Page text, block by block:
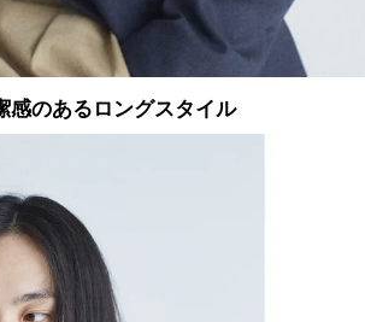
感のあるロングスタイル